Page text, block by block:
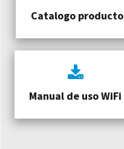
Catalogo producto
Manual de uso WiFi